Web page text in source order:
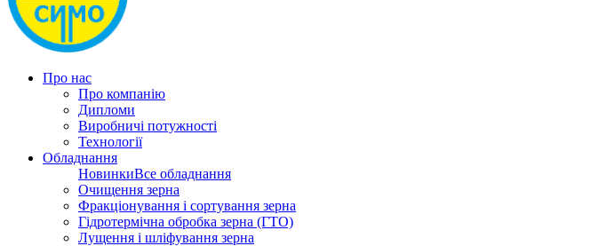
Про нас
Про компанію
Дипломи
Виробничі потужності
Технології
Обладнання
НовинкиВсе обладнання
Очищення зерна
Фракціонування і сортування зерна
Гідротермічна обробка зерна (ГТО)
Лущення і шліфування зерна